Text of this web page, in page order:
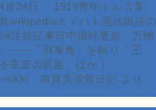
月24日 1915青年トルコ革
wikipediaミドハト憲法復活の
注目記事日中随時更新 万物
――「飛車角」を駆り「王
垂直の凱旋、ほか｜
nikki 加賀美茂知日記 より